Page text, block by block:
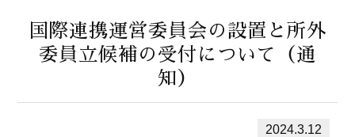
国際連携運営委員会の設置と所外
委員立候補の受付について（通
知）
2024.3.12